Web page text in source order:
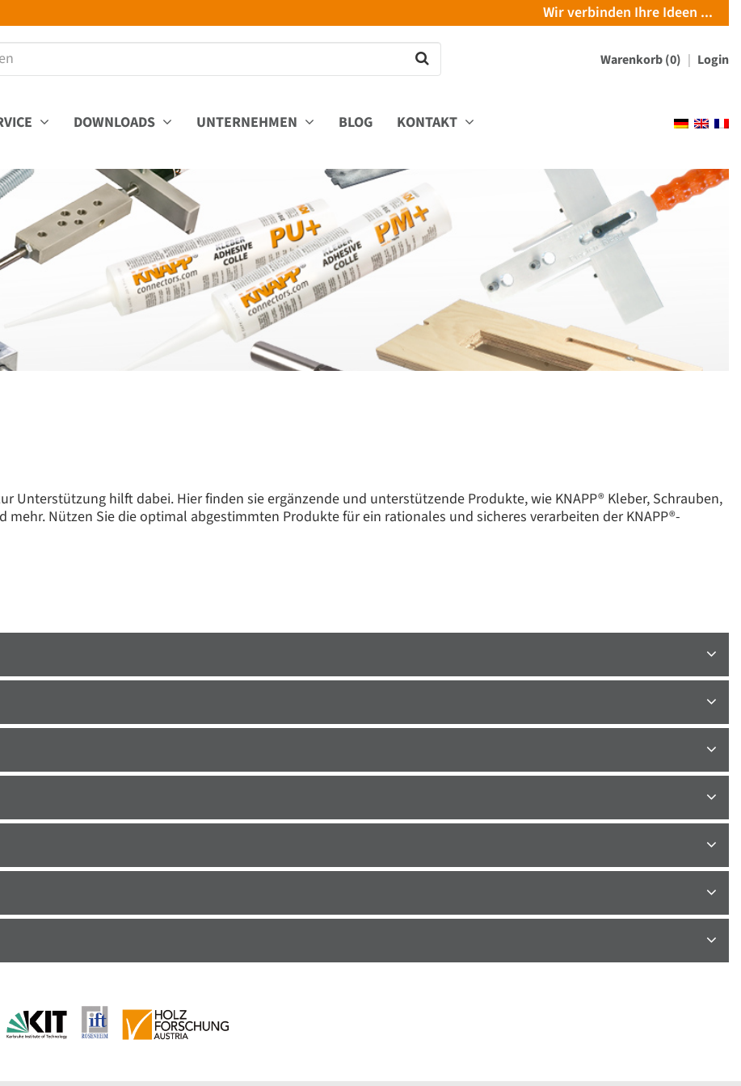
Wir verbinden Ihre Ideen ...
Warenkorb (0) Login
DOWNLOADS UNTERNEHMEN BLOG KONTAKT
Unterstützung hilft dabei. Hier finden sie ergänzende und unterstützende Produkte, wie KNAPP® Kleber, Schrauben,
mehr. Nützen Sie die optimal abgestimmten Produkte für ein rationales und sicheres verarbeiten der KNAPP®-